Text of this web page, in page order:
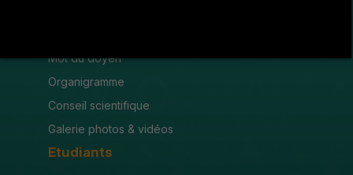
Mot du doyen
Organigramme
Conseil scientifique
Galerie photos & vidéos
Etudiants